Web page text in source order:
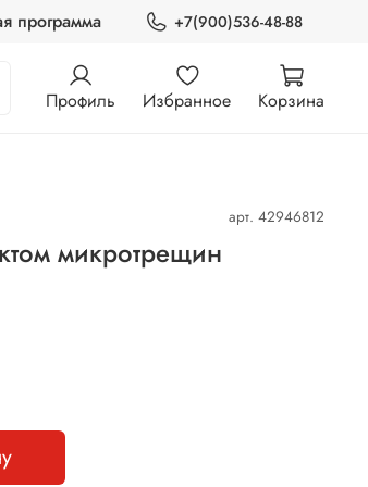
программа +7(900)536-48-88
Профиль Избранное Корзина
арт. 42946812
микротрещин